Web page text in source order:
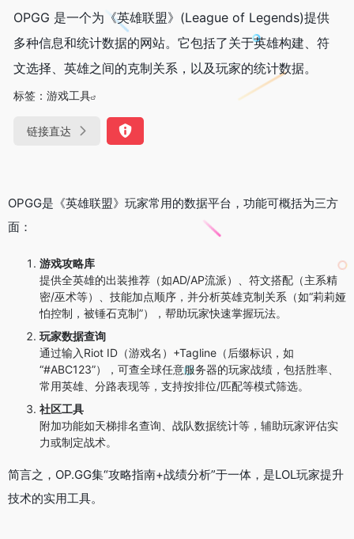
OPGG 是一个为《英雄联盟》(League of Legends)提供
多种信息和统计数据的网站。它包括了关于英雄构建、符
文选择、英雄之间的克制关系，以及玩家的统计数据。
标签： 游戏工具
链接直达
OPGG是《英雄联盟》玩家常用的数据平台，功能可概括为三方
面：
游戏攻略库
提供全英雄的出装推荐（如AD/AP流派）、符文搭配（主系精
密/巫术等）、技能加点顺序，并分析英雄克制关系（如“莉莉娅
怕控制，被锤石克制”），帮助玩家快速掌握玩法。
玩家数据查询
通过输入Riot ID（游戏名）+Tagline（后缀标识，如
“#ABC123”），可查全球任意服务器的玩家战绩，包括胜率、
常用英雄、分路表现等，支持按排位/匹配等模式筛选。
社区工具
附加功能如天梯排名查询、战队数据统计等，辅助玩家评估实
力或制定战术。
简言之，OP.GG集“攻略指南+战绩分析”于一体，是LOL玩家提升
技术的实用工具。